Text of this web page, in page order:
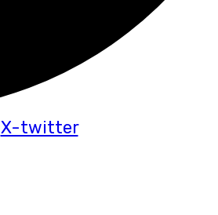
X-twitter